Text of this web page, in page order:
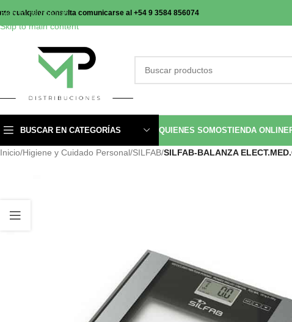
Skip to navigation
Skip to main content
cualquier consulta comunicarse al +54 9 3584 856074
BUSCAR EN CATEGORÍAS QUIENES SOMOSTIENDA ONLINE
Inicio/Higiene y Cuidado Personal/SILFAB/SILFAB-BALANZA